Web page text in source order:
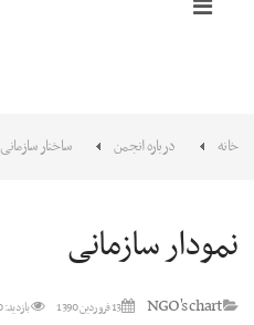
خانه درباره انجمن ساختار سازمانی
نمودار سازمانی
NGO's chart 13 فروردين 1390 بازدید: 17630